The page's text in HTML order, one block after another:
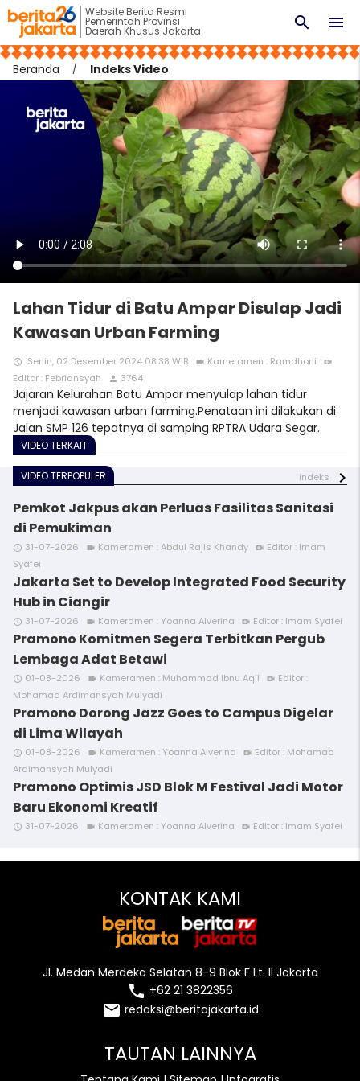
Website Berita Resmi
Pemerintah Provinsi
Daerah Khusus Jakarta menu
search
Beranda Indeks Video
Lahan Tidur di Batu Ampar Disulap Jadi
Kawasan Urban Farming
access_time Senin, 02 Desember 2024 08:38 WIB videocam Kameramen : Ramdhoni video_call
Editor : Febriansyah person 3764
Jajaran Kelurahan Batu Ampar menyulap lahan tidur
menjadi kawasan urban farming.Penataan ini dilakukan di
Jalan SMP 126 tepatnya di samping RPTRA Udara Segar.
VIDEO TERKAIT
VIDEO TERPOPULER indeks
Pemkot Jakpus akan Perluas Fasilitas Sanitasi
di Pemukiman
access_time 31-07-2026 videocam Kameramen : Abdul Rajis Khandy video_call Editor : Imam
Syafei
Jakarta Set to Develop Integrated Food Security
Hub in Ciangir
access_time 31-07-2026 videocam Kameramen : Yoanna Alverina video_call Editor : Imam Syafei
Pramono Komitmen Segera Terbitkan Pergub
Lembaga Adat Betawi
access_time 01-08-2026 videocam Kameramen : Muhammad Ibnu Aqil video_call Editor :
Mohamad Ardimansyah Mulyadi
Pramono Dorong Jazz Goes to Campus Digelar
di Lima Wilayah
access_time 01-08-2026 videocam Kameramen : Yoanna Alverina video_call Editor : Mohamad
Ardimansyah Mulyadi
Pramono Optimis JSD Blok M Festival Jadi Motor
Baru Ekonomi Kreatif
access_time 31-07-2026 videocam Kameramen : Yoanna Alverina video_call Editor : Imam Syafei
KONTAK KAMI
Jl. Medan Merdeka Selatan 8-9 Blok F Lt. II Jakarta
local_phone +62 21 3822356
email redaksi@beritajakarta.id
TAUTAN LAINNYA